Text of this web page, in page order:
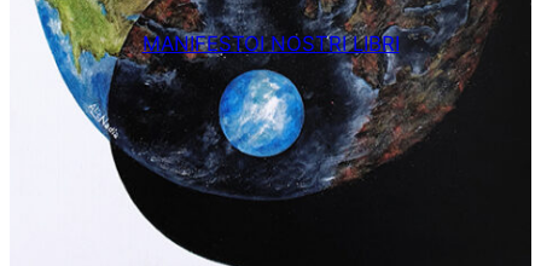
MANIFESTOI NOSTRI LIBRI